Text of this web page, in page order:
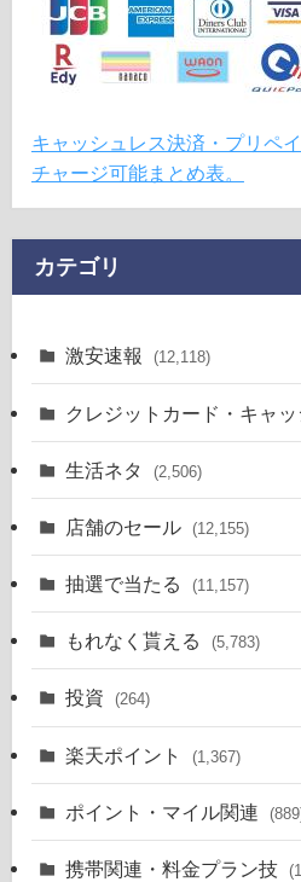
キャッシュレス決済・プリペ
チャージ可能まとめ表。
カテゴリ
激安速報 (12,118)
クレジットカード・キャ
生活ネタ (2,506)
店舗のセール (12,155)
抽選で当たる (11,157)
もれなく貰える (5,783)
投資 (264)
楽天ポイント (1,367)
ポイント・マイル関連
携帯関連・料金プラン技